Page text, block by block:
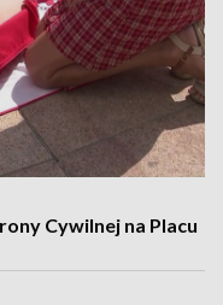
Cywilnej na Placu